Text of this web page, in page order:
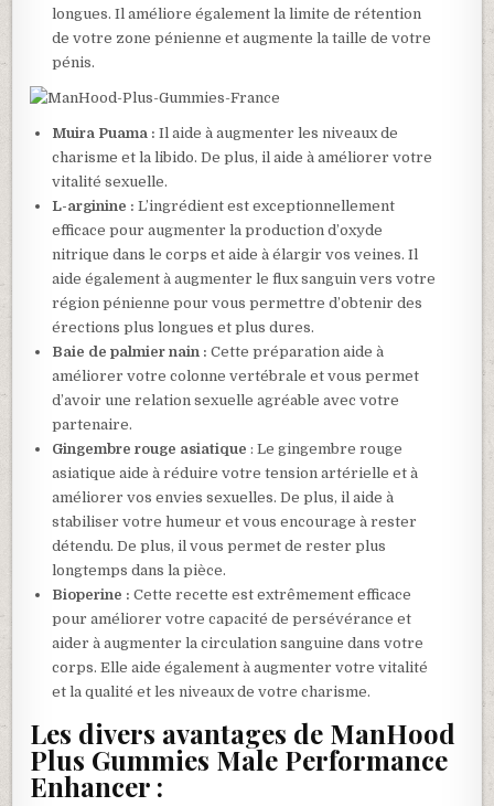
longues. Il améliore également la limite de rétention
de votre zone pénienne et augmente la taille de votre
pénis.
Muira Puama : Il aide à augmenter les niveaux de
charisme et la libido. De plus, il aide à améliorer votre
vitalité sexuelle.
L-arginine : L’ingrédient est exceptionnellement
efficace pour augmenter la production d’oxyde
nitrique dans le corps et aide à élargir vos veines. Il
aide également à augmenter le flux sanguin vers votre
région pénienne pour vous permettre d’obtenir des
érections plus longues et plus dures.
Baie de palmier nain : Cette préparation aide à
améliorer votre colonne vertébrale et vous permet
d’avoir une relation sexuelle agréable avec votre
partenaire.
Gingembre rouge asiatique : Le gingembre rouge
asiatique aide à réduire votre tension artérielle et à
améliorer vos envies sexuelles. De plus, il aide à
stabiliser votre humeur et vous encourage à rester
détendu. De plus, il vous permet de rester plus
longtemps dans la pièce.
Bioperine : Cette recette est extrêmement efficace
pour améliorer votre capacité de persévérance et
aider à augmenter la circulation sanguine dans votre
corps. Elle aide également à augmenter votre vitalité
et la qualité et les niveaux de votre charisme.
Les divers avantages de ManHood
Plus Gummies Male Performance
Enhancer :